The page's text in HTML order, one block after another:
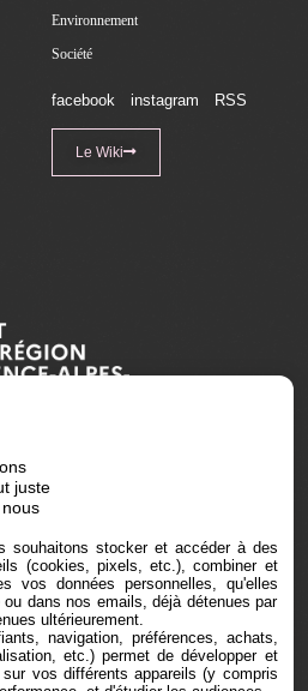
Environnement
Société
facebook instagram RSS
Le Wiki
juste
souhaitons stocker et accéder à des
(cookies, pixels, etc.), combiner et
vos données personnelles, qu'elles
dans nos emails, déjà détenues par
ultérieurement.
navigation, préférences, achats,
etc.) permet de développer et
vos différents appareils (y compris